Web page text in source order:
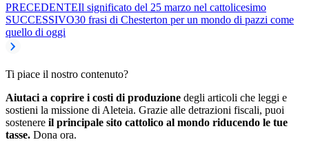
PRECEDENTEIl significato del 25 marzo nel cattolicesimo
SUCCESSIVO30 frasi di Chesterton per un mondo di pazzi come
quello di oggi
Ti piace il nostro contenuto?
Aiutaci a coprire i costi di produzione degli articoli che leggi e
sostieni la missione di Aleteia. Grazie alle detrazioni fiscali, puoi
sostenere il principale sito cattolico al mondo riducendo le tue
tasse. Dona ora.